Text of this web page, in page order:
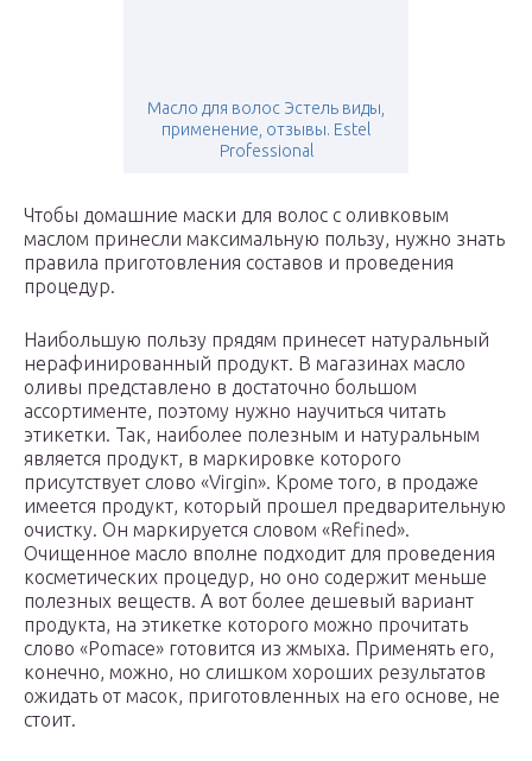
Масло для волос Эстель виды,
применение, отзывы. Estel
Professional
Чтобы домашние маски для волос с оливковым
маслом принесли максимальную пользу, нужно знать
правила приготовления составов и проведения
процедур.
Наибольшую пользу прядям принесет натуральный
нерафинированный продукт. В магазинах масло
оливы представлено в достаточно большом
ассортименте, поэтому нужно научиться читать
этикетки. Так, наиболее полезным и натуральным
является продукт, в маркировке которого
присутствует слово «Virgin». Кроме того, в продаже
имеется продукт, который прошел предварительную
очистку. Он маркируется словом «Refined».
Очищенное масло вполне подходит для проведения
косметических процедур, но оно содержит меньше
полезных веществ. А вот более дешевый вариант
продукта, на этикетке которого можно прочитать
слово «Pomace» готовится из жмыха. Применять его,
конечно, можно, но слишком хороших результатов
ожидать от масок, приготовленных на его основе, не
стоит.